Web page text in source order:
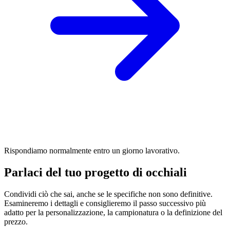
Rispondiamo normalmente entro un giorno lavorativo.
Parlaci del tuo progetto di occhiali
Condividi ciò che sai, anche se le specifiche non sono definitive.
Esamineremo i dettagli e consiglieremo il passo successivo più
adatto per la personalizzazione, la campionatura o la definizione del
prezzo.